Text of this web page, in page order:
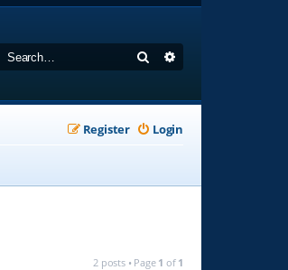
Search
Login
Register
2 posts • Page 1 of 1